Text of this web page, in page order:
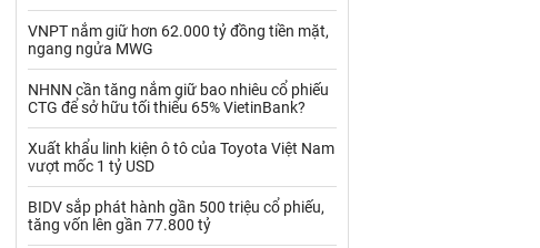
Rau - Củ -Quả Sắt thép
Sữa
Than Thức ăn chăn nuôi
Thủy hải sản khác
Vàng
VNPT nắm giữ hơn 62.000 tỷ đồng tiền mặt,
ngang ngửa MWG
NHNN cần tăng nắm giữ bao nhiêu cổ phiếu
CTG để sở hữu tối thiểu 65% VietinBank?
Xuất khẩu linh kiện ô tô của Toyota Việt Nam
vượt mốc 1 tỷ USD
BIDV sắp phát hành gần 500 triệu cổ phiếu,
tăng vốn lên gần 77.800 tỷ